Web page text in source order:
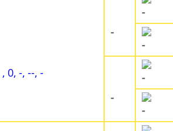
, 0, -, --, -
-
-
-
-
-
-